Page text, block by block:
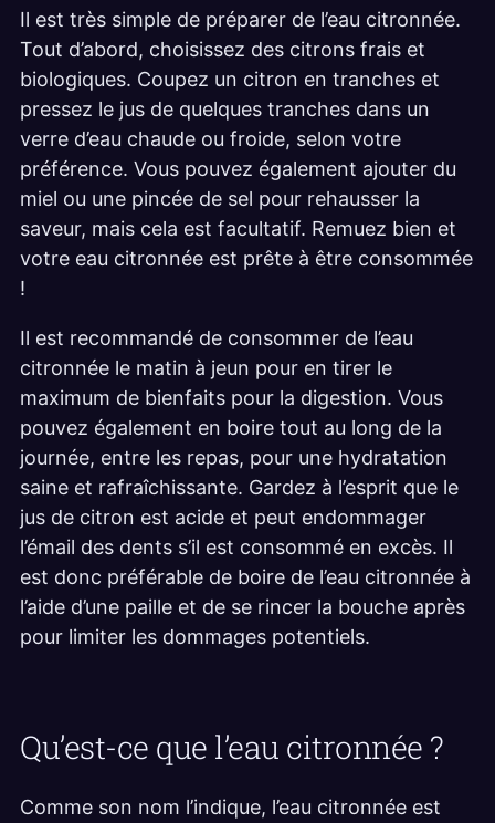
Il est très simple de préparer de l’eau citronnée.
Tout d’abord, choisissez des citrons frais et
biologiques. Coupez un citron en tranches et
pressez le jus de quelques tranches dans un
verre d’eau chaude ou froide, selon votre
préférence. Vous pouvez également ajouter du
miel ou une pincée de sel pour rehausser la
saveur, mais cela est facultatif. Remuez bien et
votre eau citronnée est prête à être consommée
!
Il est recommandé de consommer de l’eau
citronnée le matin à jeun pour en tirer le
maximum de bienfaits pour la digestion. Vous
pouvez également en boire tout au long de la
journée, entre les repas, pour une hydratation
saine et rafraîchissante. Gardez à l’esprit que le
jus de citron est acide et peut endommager
l’émail des dents s’il est consommé en excès. Il
est donc préférable de boire de l’eau citronnée à
l’aide d’une paille et de se rincer la bouche après
pour limiter les dommages potentiels.
Qu’est-ce que l’eau citronnée ?
Comme son nom l’indique, l’eau citronnée est